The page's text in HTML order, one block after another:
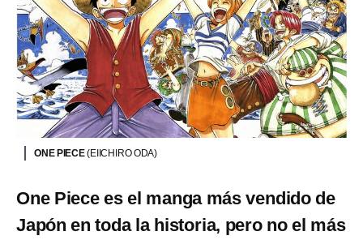
ONE PIECE(EIICHIRO ODA)
One Piece es el manga más vendido de
Japón en toda la historia, pero no el más